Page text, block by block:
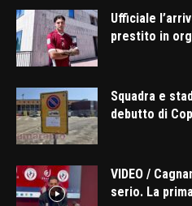
Ufficiale
prestito in
Squadra e
debutto di
VIDEO /
serio. La